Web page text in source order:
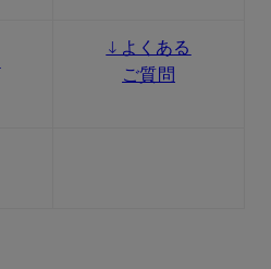
↓よくある
ご質問